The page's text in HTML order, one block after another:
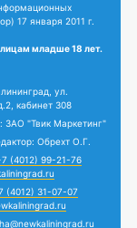
17 января 2011 г.
младше 18 лет.
ул.
кабинет 308
ЗАО "Твик Маркетинг"
Обрехт О.Г.
(4012) 99-21-76
(4012) 31-07-07